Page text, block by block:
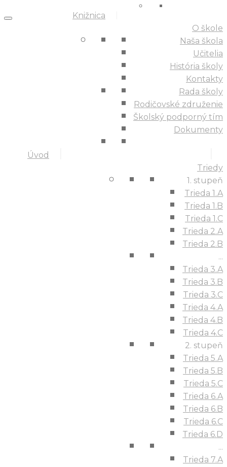
Knižnica
Úvod
O škole
Naša škola
Učitelia
História školy
Kontakty
Rada školy
Rodičovské združenie
Školský podporný tím
Dokumenty
Triedy
1. stupeň
Trieda 1.A
Trieda 1.B
Trieda 1.C
Trieda 2.A
Trieda 2.B
...
Trieda 3.A
Trieda 3.B
Trieda 3.C
Trieda 4.A
Trieda 4.B
Trieda 4.C
2. stupeň
Trieda 5.A
Trieda 5.B
Trieda 5.C
Trieda 6.A
Trieda 6.B
Trieda 6.C
Trieda 6.D
...
Trieda 7.A